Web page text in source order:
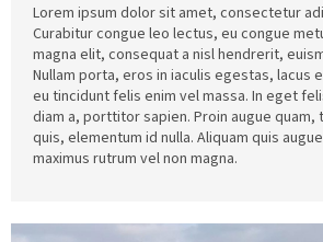
Lorem ipsum dolor sit amet, consectetur
Curabitur congue leo lectus, eu congue
magna elit, consequat a nisl hendrerit,
Nullam porta, eros in iaculis egestas, lacus
eu tincidunt felis enim vel massa. In eget
diam a, porttitor sapien. Proin augue quam,
quis, elementum id nulla. Aliquam quis
maximus rutrum vel non magna.